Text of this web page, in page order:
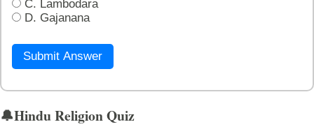
C. Lambodara
D. Gajanana
Submit Answer
🔔Hindu Religion Quiz